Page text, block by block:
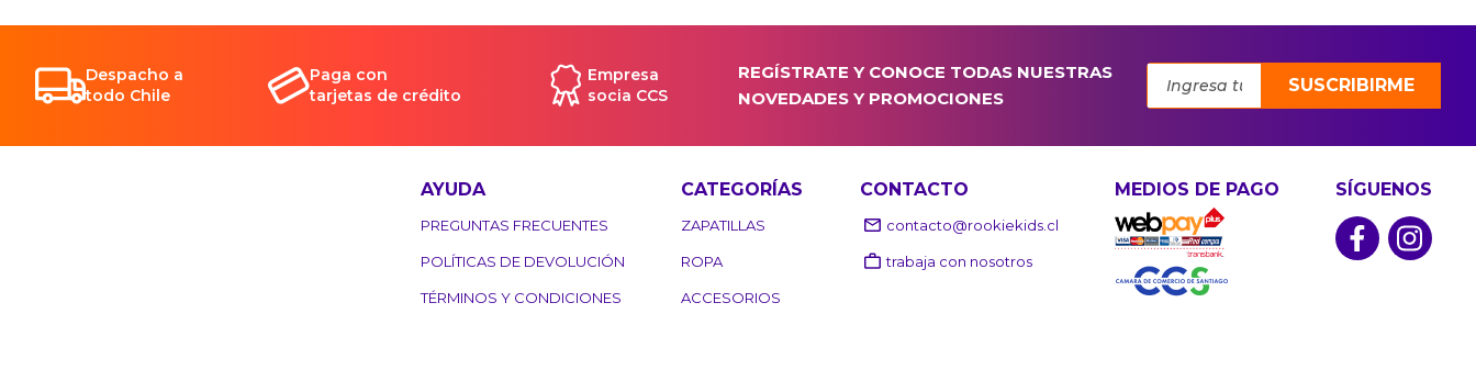
Despacho a
todo Chile
Paga con
tarjetas de crédito
Empresa
socia CCS
REGÍSTRATE Y CONOCE TODAS NUESTRAS
NOVEDADES Y PROMOCIONES
SUSCRIBIRME
AYUDA
PREGUNTAS FRECUENTES
POLÍTICAS DE DEVOLUCIÓN
TÉRMINOS Y CONDICIONES
CATEGORÍAS
ZAPATILLAS
ROPA
ACCESORIOS
CONTACTO
contacto@rookiekids.cl
trabaja con nosotros
MEDIOS DE PAGO SÍGUENOS